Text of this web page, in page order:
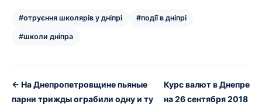
#отруєння школярів у дніпрі #події в дніпрі
#школи дніпра
← На Днепропетровщине пьяные
парни трижды ограбили одну и ту
Курс валют в Днепре
на 26 сентября 2018